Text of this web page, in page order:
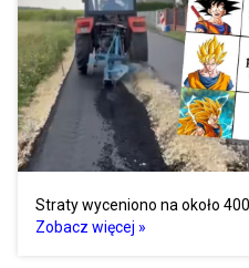
Straty wyceniono na około
Zobacz więcej »